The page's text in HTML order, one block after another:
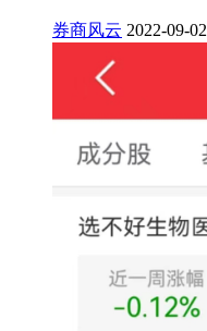
券商风云 2022-09-02